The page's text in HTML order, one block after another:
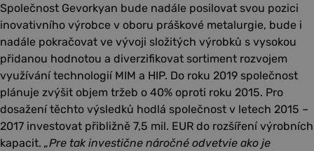
Společnost Gevorkyan bude nadále posilovat svou pozici
inovativního výrobce v oboru práškové metalurgie, bude i
nadále pokračovat ve vývoji složitých výrobků s vysokou
přidanou hodnotou a diverzifikovat sortiment rozvojem
využívání technologií MIM a HIP. Do roku 2019 společnost
plánuje zvýšit objem tržeb o 40% oproti roku 2015. Pro
dosažení těchto výsledků hodlá společnost v letech 2015 –
2017 investovat přibližně 7,5 mil. EUR do rozšíření výrobních
kapacit. „Pre tak investične náročné odvetvie ako je